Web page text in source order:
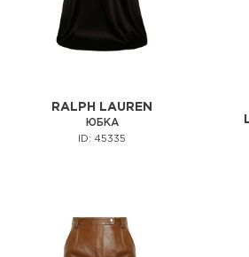
RALPH LAUREN
ЮБКА
ID: 45335